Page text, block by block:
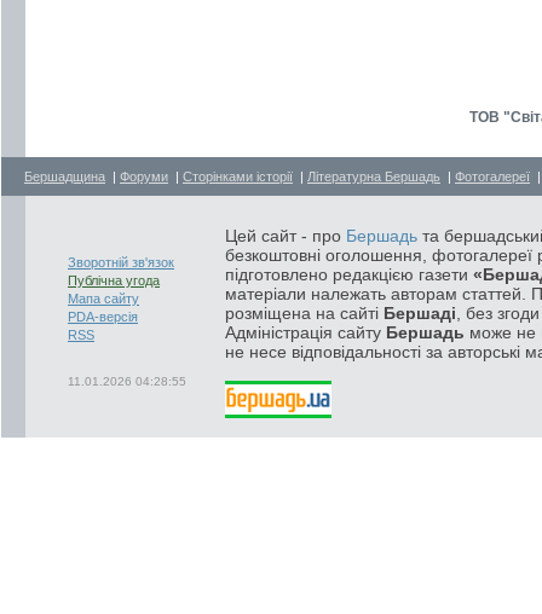
ТОВ
Бершадщина | Форуми | Сторінками історії | Літературна Бершадь | Фотогалереї
Зворотній зв'язок
Публічна угода
Мапа сайту
PDA-версія
RSS
11.01.2026 04:28:55
Цей сайт - про Бершадь та
безкоштовні оголошення, фотогалереї
підготовлено редакцією газети
матеріали належать авторам статтей.
розміщена на сайті Бершаді , без
Адміністрація сайту Бершадь може не
не несе відповідальності за авторські